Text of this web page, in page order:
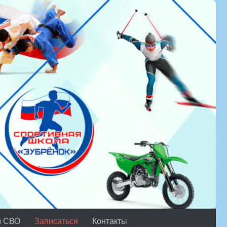
СВО Записаться Контакты